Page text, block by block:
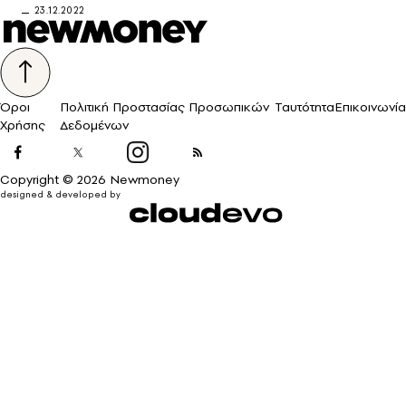
23.12.2022
Όροι
Χρήσης
Πολιτική Προστασίας Προσωπικών
Δεδομένων
ΤαυτότηταΕπικοινωνία
Copyright © 2026 Newmoney
designed & developed by